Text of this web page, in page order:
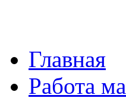
Главная
Работа